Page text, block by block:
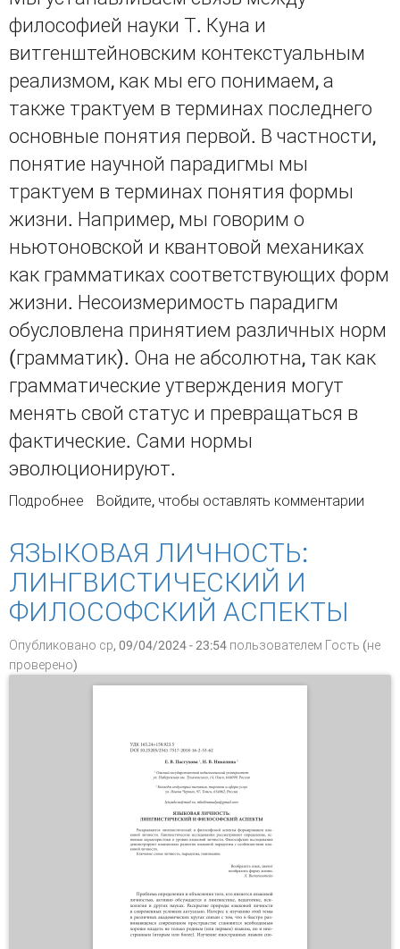
философией науки Т. Куна и
витгенштейновским контекстуальным
реализмом, как мы его понимаем, а
также трактуем в терминах последнего
основные понятия первой. В частности,
понятие научной парадигмы мы
трактуем в терминах понятия формы
жизни. Например, мы говорим о
ньютоновской и квантовой механиках
как грамматиках соответствующих форм
жизни. Несоизмеримость парадигм
обусловлена принятием различных норм
(грамматик). Она не абсолютна, так как
грамматические утверждения могут
менять свой статус и превращаться в
фактические. Сами нормы
эволюционируют.
Подробнее о Философия науки Томаса Куна с точки
Войдите, чтобы оставлять комментарии
ЯЗЫКОВАЯ ЛИЧНОСТЬ:
ЛИНГВИСТИЧЕСКИЙ И
ФИЛОСОФСКИЙ АСПЕКТЫ
Опубликовано ср, 09/04/2024 - 23:54 пользователем Гость (не
проверено)